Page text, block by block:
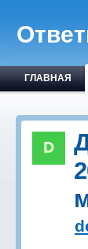
ГЛАВНАЯ